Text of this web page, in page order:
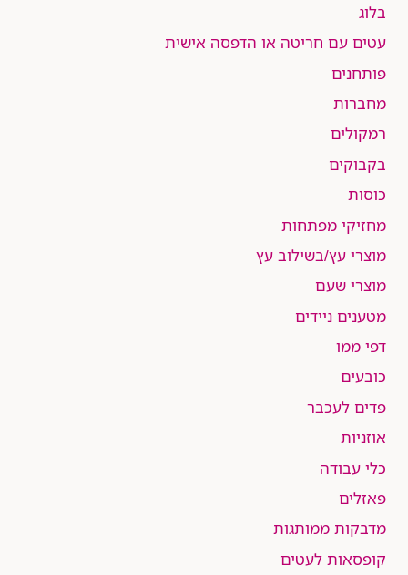
בלוג
עטים עם חריטה או הדפסה אישית
פותחנים
מחברות
רמקולים
בקבוקים
כוסות
מחזיקי מפתחות
מוצרי עץ/בשילוב עץ
מוצרי שעם
מטענים ניידים
דפי ממו
כובעים
פדים לעכבר
אוזניות
כלי עבודה
פאזלים
מדבקות ממותגות
קופסאות לעטים